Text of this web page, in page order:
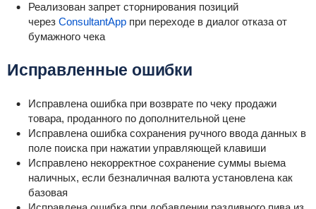
Реализован запрет сторнирования позиций
через ConsultantAppпри переходе в диалог отказа от
бумажного чека
Исправленные ошибки
Исправлена ошибка при возврате по чеку продажи
товара, проданного по дополнительной цене
Исправлена ошибка сохранения ручного ввода данных в
поле поиска при нажатии управляющей клавиши
Исправлено некорректное сохранение суммы выема
наличных, если безналичная валюта установлена как
базовая